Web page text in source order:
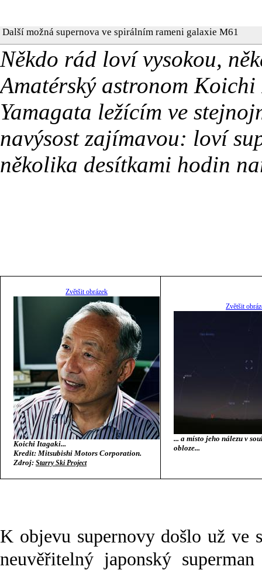
Další možná supernova ve spirálním rameni galaxie M61
Někdo rád loví vysokou,
Amatérský astronom
Yamagata ležícím ve
navýsost zajímavou: loví
několika desítkami hodin
Zvětšit obrázek
Koichi Itagaki...
Kredit: Mitsubishi Motors Corporation.
Zdroj: Starry Ski Project
Zvětšit
... a místo jeho nálezu v
obloze...
K objevu supernovy došlo už ve
neuvěřitelný japonský